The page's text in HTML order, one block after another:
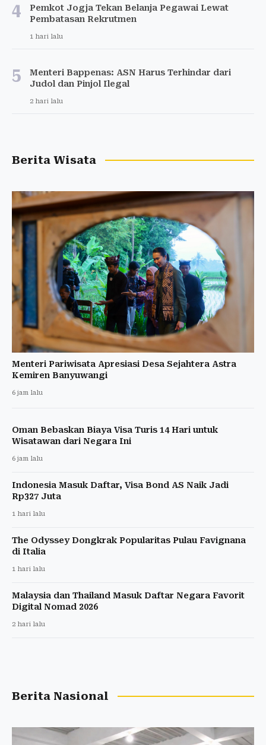
4
Pemkot Jogja Tekan Belanja Pegawai Lewat
Pembatasan Rekrutmen
1 hari lalu
5
Menteri Bappenas: ASN Harus Terhindar dari
Judol dan Pinjol Ilegal
2 hari lalu
Berita Wisata
Menteri Pariwisata Apresiasi Desa Sejahtera Astra
Kemiren Banyuwangi
6 jam lalu
Oman Bebaskan Biaya Visa Turis 14 Hari untuk
Wisatawan dari Negara Ini
6 jam lalu
Indonesia Masuk Daftar, Visa Bond AS Naik Jadi
Rp327 Juta
1 hari lalu
The Odyssey Dongkrak Popularitas Pulau Favignana
di Italia
1 hari lalu
Malaysia dan Thailand Masuk Daftar Negara Favorit
Digital Nomad 2026
2 hari lalu
Berita Nasional